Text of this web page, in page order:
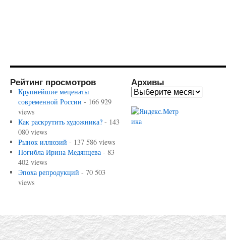
Рейтинг просмотров
Крупнейшие меценаты
современной России - 166 929
views
Как раскрутить художника?- 143
080 views
Рынок иллюзий - 137 586 views
Погибла Ирина Медянцева- 83
402 views
Эпоха репродукций - 70 503
views
Архивы